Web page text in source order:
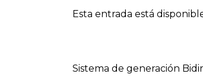
Esta entrada está
Sistema de generación